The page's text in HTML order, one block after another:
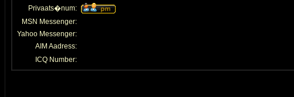
Privaats�num:
MSN Messenger:
Yahoo Messenger:
AIM Aadress:
ICQ Number: